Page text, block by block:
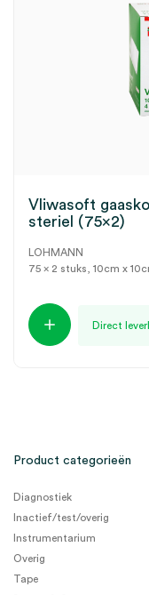
Vliwasoft
steriel (75×2)
LOHMANN
75 x 2 stuks, 10cm x
Direct
Product categorieën
Diagnostiek
Inactief/test/overig
Instrumentarium
Overig
Tape